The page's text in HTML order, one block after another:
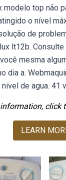
modelo top não
o nível
de
lt12b. Consulte
mesma
dia a.
de agua. 41
click
LEARN